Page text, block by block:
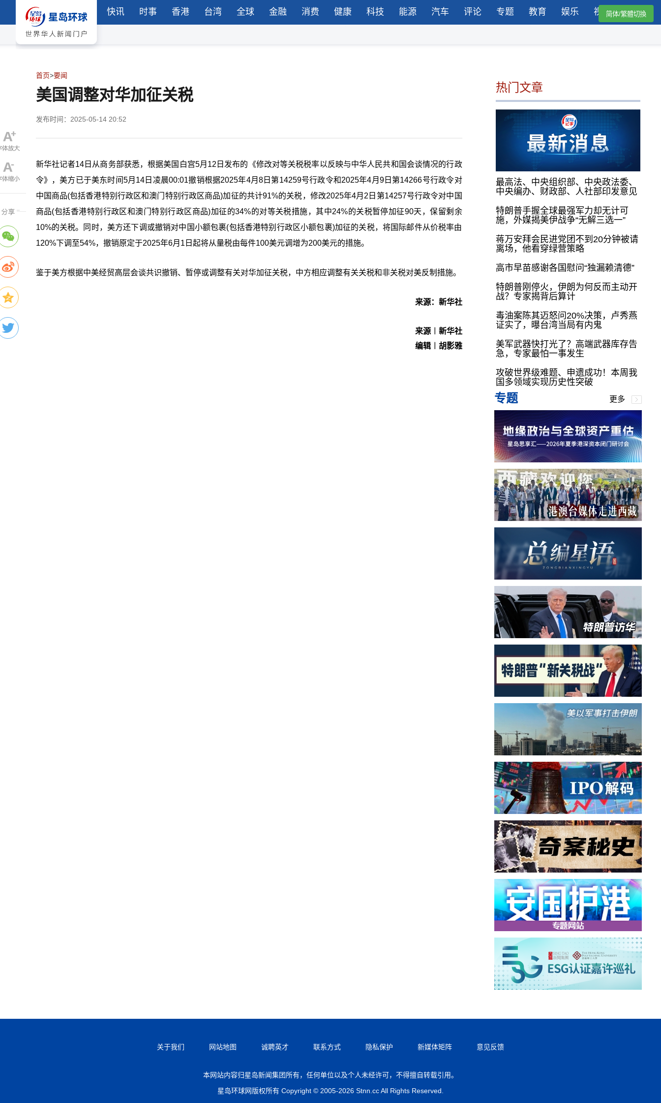
快讯 时事 香港 台湾 全球 金融 消费 健康 科技 能源 汽车 评论 专题 教育 娱乐 视频简体/繁體切換
首页>要闻
美国调整对华加征关税
发布时间：2025-05-14 20:52
新华社记者14日从商务部获悉，根据美国白宫5月12日发布的《修改对等关税税率以反映与中华人民共和国会谈情况的行政
令》，美方已于美东时间5月14日凌晨00:01撤销根据2025年4月8日第14259号行政令和2025年4月9日第14266号行政令对
中国商品(包括香港特别行政区和澳门特别行政区商品)加征的共计91%的关税，修改2025年4月2日第14257号行政令对中国
商品(包括香港特别行政区和澳门特别行政区商品)加征的34%的对等关税措施，其中24%的关税暂停加征90天，保留剩余
10%的关税。同时，美方还下调或撤销对中国小额包裹(包括香港特别行政区小额包裹)加征的关税，将国际邮件从价税率由
120%下调至54%，撤销原定于2025年6月1日起将从量税由每件100美元调增为200美元的措施。
鉴于美方根据中美经贸高层会谈共识撤销、暂停或调整有关对华加征关税，中方相应调整有关关税和非关税对美反制措施。
来源：新华社
来源︱新华社
编辑︱胡影雅
热门文章
最高法、中央组织部、中央政法委、
中央编办、财政部、人社部印发意见
特朗普手握全球最强军力却无计可
施，外媒揭美伊战争“无解三选一”
蒋万安拜会民进党团不到20分钟被请
离场，他看穿绿营策略
高市早苗感谢各国慰问“独漏赖清德”
特朗普刚停火，伊朗为何反而主动开
战？专家揭背后算计
毒油案陈其迈怒问20%决策，卢秀燕
证实了，曝台湾当局有内鬼
美军武器快打光了？高端武器库存告
急，专家最怕一事发生
攻破世界级难题、申遗成功！本周我
国多领域实现历史性突破
专题 更多
关于我们 网站地图 诚聘英才 联系方式 隐私保护 新媒体矩阵 意见反馈
本网站内容归星岛新闻集团所有，任何单位以及个人未经许可，不得擅自转载引用。
星岛环球网版权所有 Copyright © 2005-2026 Stnn.cc All Rights Reserved.